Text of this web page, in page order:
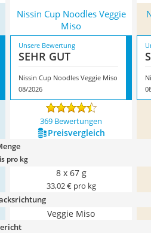
Nissin Cup Noodles Veggie
Miso
Unsere Bewertung
SEHR GUT
Nissin Cup Noodles Veggie Miso
08/2026
369 Bewertungen
Preis­vergleich
pro kg
8 x 67 g
33,02 € pro kg
Veggie Miso